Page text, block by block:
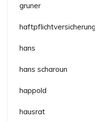
gruner
haftpflichtversicherung
hans
hans scharoun
happold
hausrat